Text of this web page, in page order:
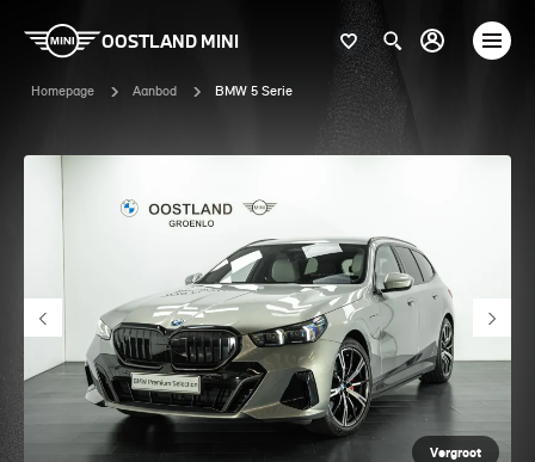
OOSTLAND MINI
Homepage Aanbod BMW 5 Serie
Vergroot